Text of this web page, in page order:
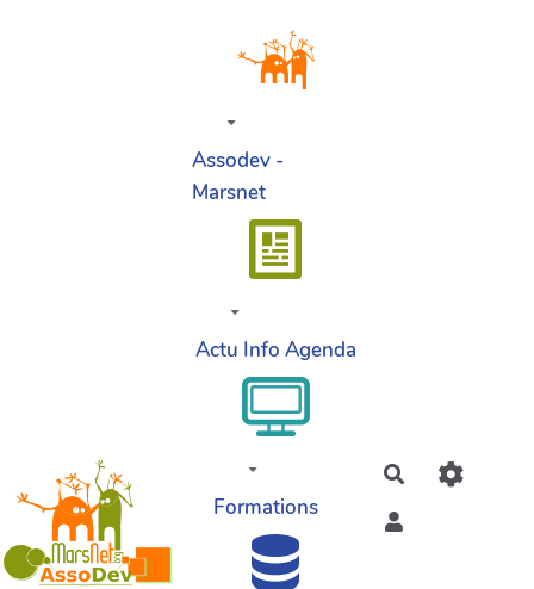
Assodev -
Marsnet
Actu Info Agenda
Formations
Rechercher